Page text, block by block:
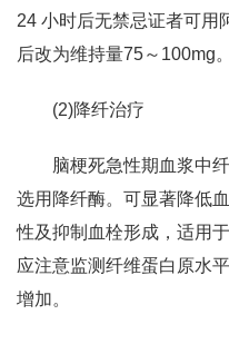
24 小时后无禁忌证者可用
后改为维持量75～100mg。
(2)降纤治疗
脑梗死急性期血浆中
选用降纤酶。可显著降低
性及抑制血栓形成，适用
应注意监测纤维蛋白原水
增加。